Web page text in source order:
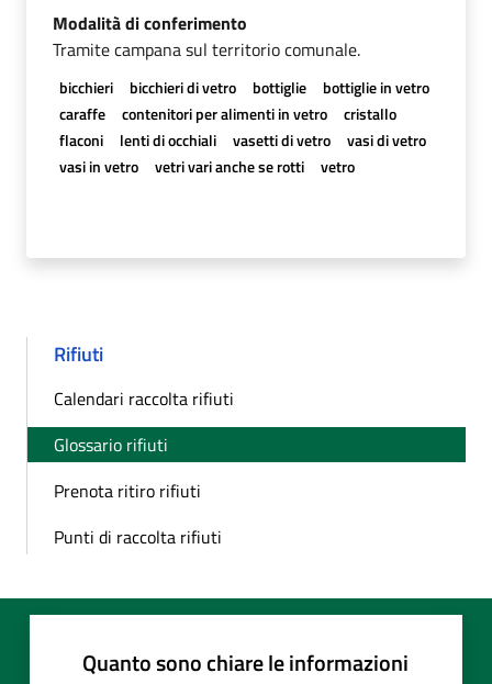
Modalità di conferimento
Tramite campana sul territorio comunale.
bicchieri bicchieri di vetro bottiglie
bottiglie in vetro
caraffe
contenitori per alimenti in vetro
cristallo
flaconi
lenti di occhiali vasetti di vetro
vasi di vetro
vasi in vetro
vetri vari anche se rotti vetro
Rifiuti
Calendari raccolta rifiuti
Glossario rifiuti
Prenota ritiro rifiuti
Punti di raccolta rifiuti
Quanto sono chiare le informazioni